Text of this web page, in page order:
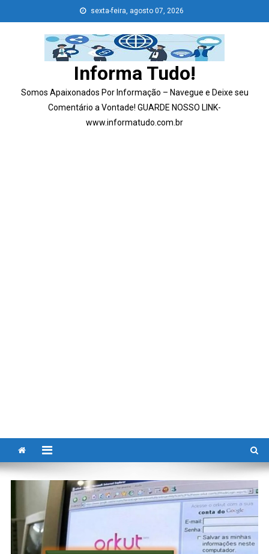
to
sexta-feira, agosto 07, 2026
Informa Tudo!
Somos Apaixonados Por Informação – Navegue e Deixe seu
Comentário a Vontade! GUARDE NOSSO LINK-
www.informatudo.com.br